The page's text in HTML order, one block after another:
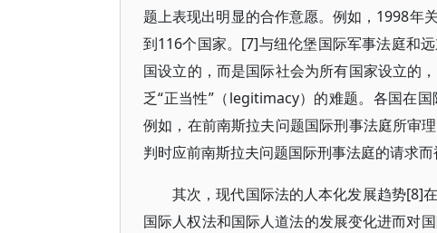
题上表现出明显的合作意愿。例如，1998年
到116个国家。[7]与纽伦堡国际军事法庭和
国设立的，而是国际社会为所有国家设立的
乏“正当性”（legitimacy）的难题。各国在
例如，在前南斯拉夫问题国际刑事法庭所审
判时应前南斯拉夫问题国际刑事法庭的请求而
其次，现代国际法的人本化发展趋势[8]
国际人权法和国际人道法的发展变化进而对